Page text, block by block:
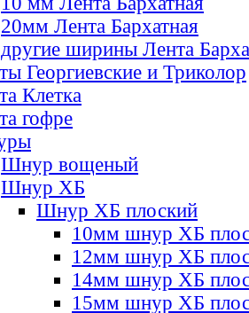
20мм Лента Бархатная
другие ширины Лента
Георгиевские и Триколор
Клетка
гофре
Шнур вощеный
Шнур ХБ
Шнур ХБ плоский
10мм шнур ХБ
12мм шнур ХБ
14мм шнур ХБ
15мм шнур ХБ